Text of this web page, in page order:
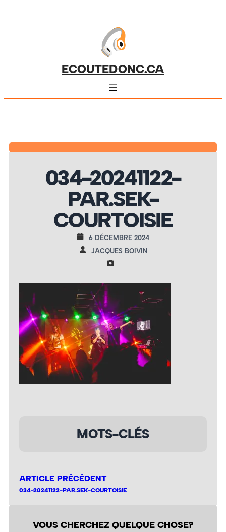
ECOUTEDONC.CA
034-20241122-
PAR.SEK-
COURTOISIE
6 DÉCEMBRE 2024
JACQUES BOIVIN
MOTS-CLÉS
ARTICLE PRÉCÉDENT
034-20241122-PAR.SEK-COURTOISIE
VOUS CHERCHEZ QUELQUE CHOSE?